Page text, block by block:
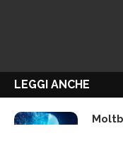
LEGGI ANCHE